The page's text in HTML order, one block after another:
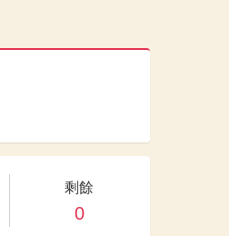
剩餘
0